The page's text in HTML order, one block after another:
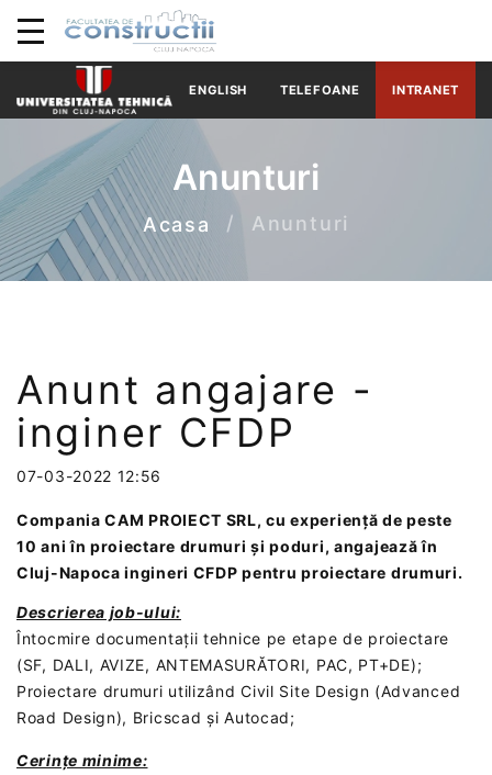
ENGLISH TELEFOANE INTRANET
Anunturi
Acasa Anunturi
Anunt angajare -
inginer CFDP
07-03-2022 12:56
CompaniaCAM PROIECT SRL, cu experiență de peste
10 ani în proiectare drumuri și poduri, angajează în
Cluj-Napoca ingineri CFDPpentru proiectare drumuri.
Descrierea job-ului:
Întocmire documentații tehnice pe etape de proiectare
(SF, DALI, AVIZE, ANTEMASURĂTORI, PAC, PT+DE);
Proiectare drumuri utilizând Civil Site Design (Advanced
Road Design), Bricscad și Autocad;
Cerințe minime: